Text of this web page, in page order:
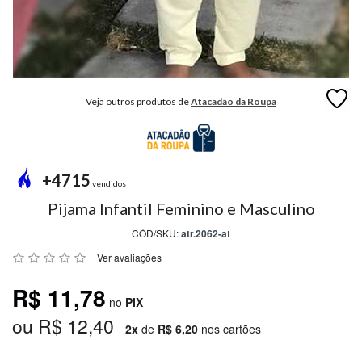
MODA
MASCULINA
MODA
PLUS
PREÇO
ÚNICO
PROMOÇÕES
MARCAS
Veja outros produtos deAtacadão da Roupa
+4715 vendidos
Pijama Infantil Feminino e Masculino
CÓD/SKU:atr.2062-at
Ver avaliações
R$ 11,78 no PIX
ou R$ 12,40 2x de R$ 6,20 nos cartões